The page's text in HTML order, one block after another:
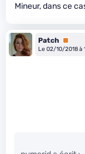
Mineur, dans ce
Patch Premium
Le 02/10/2018 à